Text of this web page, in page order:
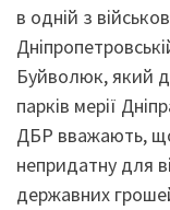
в одній з
Буйволюк, який
парків мерії
ДБР вважають,
непридатну для
державних